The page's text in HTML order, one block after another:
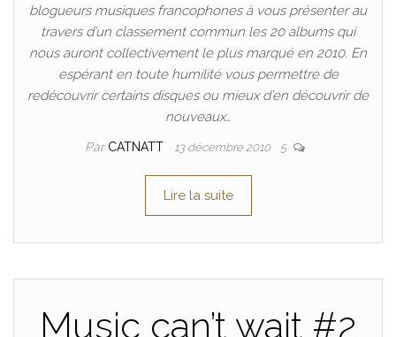
blogueurs musiques francophones à vous présenter au
travers d’un classement commun les 20 albums qui
nous auront collectivement le plus marqué en 2010. En
espérant en toute humilité vous permettre de
redécouvrir certains disques ou mieux d’en découvrir de
nouveaux…
Par CATNATT 13 décembre 2010 5
Lire la suite
Music can’t wait #2